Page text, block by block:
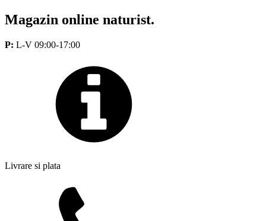
Magazin online naturist.
P: L-V 09:00-17:00
Livrare si plata